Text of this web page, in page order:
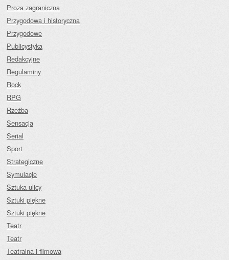
Proza zagraniczna
Przygodowa i historyczna
Przygodowe
Publicystyka
Redakcyjne
Regulaminy
Rock
RPG
Rzeźba
Sensacja
Serial
Sport
Strategiczne
Symulacje
Sztuka ulicy
Sztuki piękne
Sztuki piękne
Teatr
Teatr
Teatralna i filmowa